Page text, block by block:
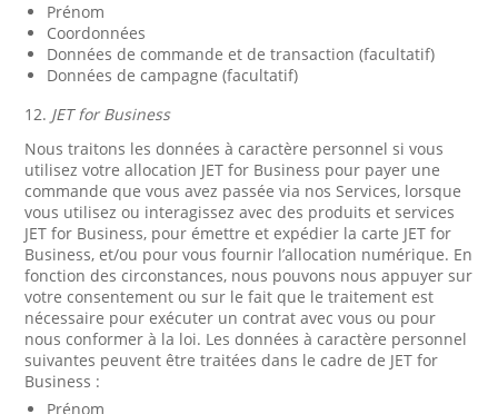
Prénom
Coordonnées
Données de commande et de transaction (facultatif)
Données de campagne (facultatif)
12. JET for Business
Nous traitons les données à caractère personnel si vous
utilisez votre allocation JET for Business pour payer une
commande que vous avez passée via nos Services, lorsque
vous utilisez ou interagissez avec des produits et services
JET for Business, pour émettre et expédier la carte JET for
Business, et/ou pour vous fournir l’allocation numérique. En
fonction des circonstances, nous pouvons nous appuyer sur
votre consentement ou sur le fait que le traitement est
nécessaire pour exécuter un contrat avec vous ou pour
nous conformer à la loi. Les données à caractère personnel
suivantes peuvent être traitées dans le cadre de JET for
Business :
Prénom